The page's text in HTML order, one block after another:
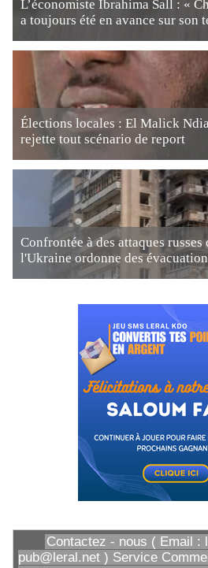
L’économiste Ibrahima Sall : «
a toujours été en avance sur son
Élections locales : El Malick
rejette tout scénario de report
Confrontée à des attaques
l'Ukraine ordonne des
Contactez - nous ( Email :
pub@leral.net ) Service